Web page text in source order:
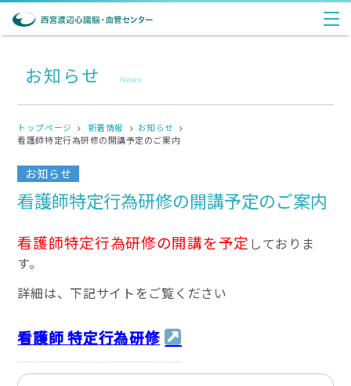
お知らせ News
トップページ 新着情報
お知らせ
看護師特定行為研修の開講予定のご案内
お知らせ
看護師特定行為研修の開講予定のご案内
看護師特定行為研修の開講を予定 しておりま
す。
詳細は、下記サイトをご覧ください
看護師 特定行為研修